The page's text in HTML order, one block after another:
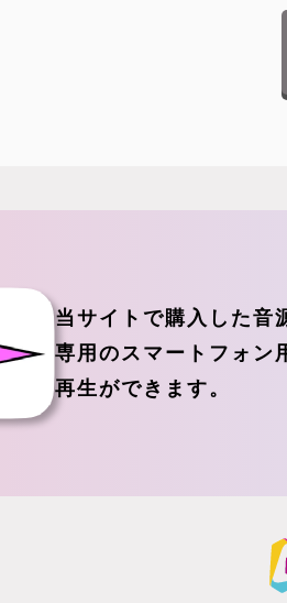
当サイトで購入した音
専用のスマートフォン
再生ができます。